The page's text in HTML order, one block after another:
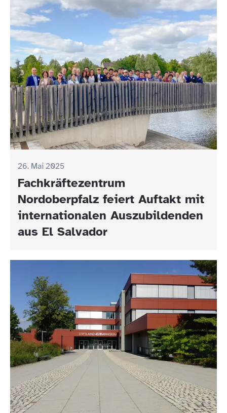
26. Mai 2025
Fachkräftezentrum
Nordoberpfalz feiert Auftakt mit
internationalen Auszubildenden
aus El Salvador